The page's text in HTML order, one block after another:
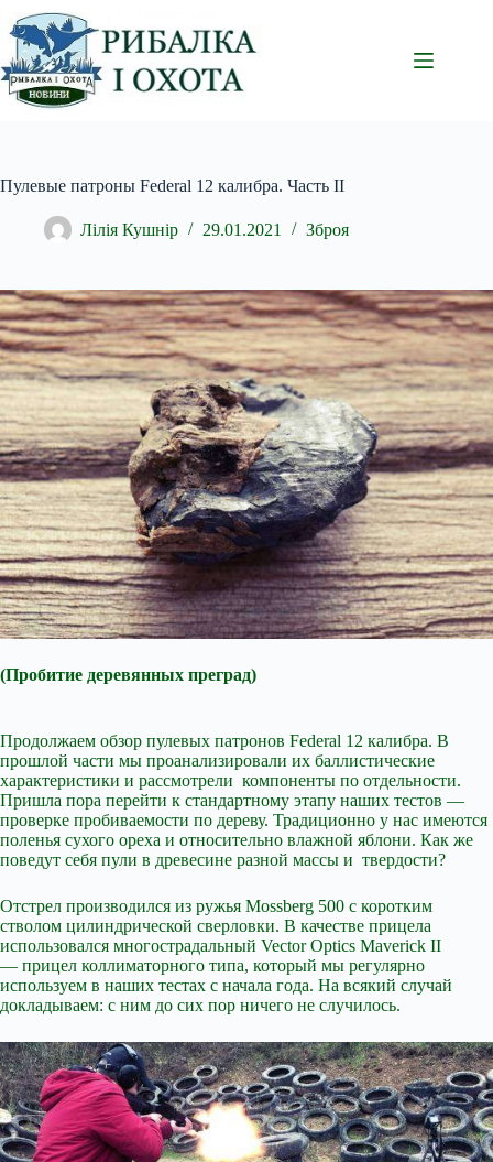
Перейти
до
вмісту
Пулевые патроны Federal 12 калибра. Часть II
Лілія Кушнір 29.01.2021 Зброя
(Пробитие деревянных преград)
Продолжаем обзор пулевых патронов Federal 12 калибра. В
прошлой части мы проанализировали их баллистические
характеристики и рассмотрели компоненты по отдельности.
Пришла пора перейти к стандартному этапу наших тестов —
проверке пробиваемости по дереву. Традиционно у нас имеются
поленья сухого ореха и относительно влажной яблони. Как же
поведут себя пули в древесине разной массы и твердости?
Отстрел производился из ружья Mossberg 500 с коротким
стволом цилиндрической сверловки. В качестве прицела
использовался многострадальный Vector Optics Maverick II
— прицел коллиматорного типа, который мы регулярно
используем в наших тестах с начала года. На всякий случай
докладываем: с ним до сих пор ничего не случилось.